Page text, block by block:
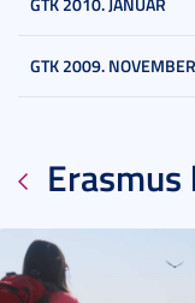
GTK 2009. NOVEMBER